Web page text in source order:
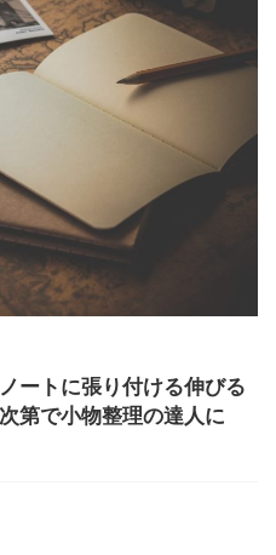
ートに張り付ける伸びる
第で小物整理の達人に